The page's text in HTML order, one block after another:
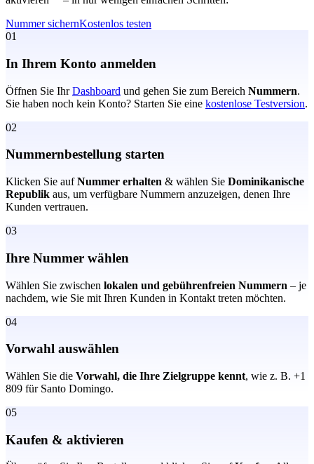
Nummer sichernKostenlos testen
01
In Ihrem Konto anmelden
Öffnen Sie IhrDashboard und gehen Sie zum Bereich Nummern.
Sie haben noch kein Konto? Starten Sie eine kostenlose Testversion.
02
Nummernbestellung starten
Klicken Sie aufNummer erhalten & wählen Sie Dominikanische
Republik aus, um verfügbare Nummern anzuzeigen, denen Ihre
Kunden vertrauen.
03
Ihre Nummer wählen
Wählen Sie zwischen lokalen und gebührenfreien Nummern – je
nachdem, wie Sie mit Ihren Kunden in Kontakt treten möchten.
04
Vorwahl auswählen
Wählen Sie die Vorwahl, die Ihre Zielgruppe kennt, wie z. B. +1
809 für Santo Domingo.
05
Kaufen & aktivieren